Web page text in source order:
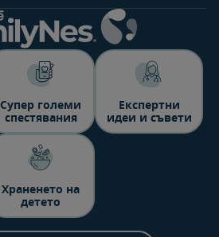
Супер големи
спестявания
Експертни
идеи и съвети
Храненето на
детето